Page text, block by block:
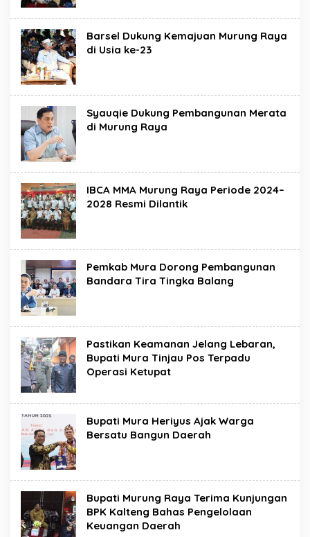
Barsel Dukung Kemajuan Murung Raya
di Usia ke-23
Syauqie Dukung Pembangunan Merata
di Murung Raya
IBCA MMA Murung Raya Periode 2024–
2028 Resmi Dilantik
Pemkab Mura Dorong Pembangunan
Bandara Tira Tingka Balang
Pastikan Keamanan Jelang Lebaran,
Bupati Mura Tinjau Pos Terpadu
Operasi Ketupat
Bupati Mura Heriyus Ajak Warga
Bersatu Bangun Daerah
Bupati Murung Raya Terima Kunjungan
BPK Kalteng Bahas Pengelolaan
Keuangan Daerah